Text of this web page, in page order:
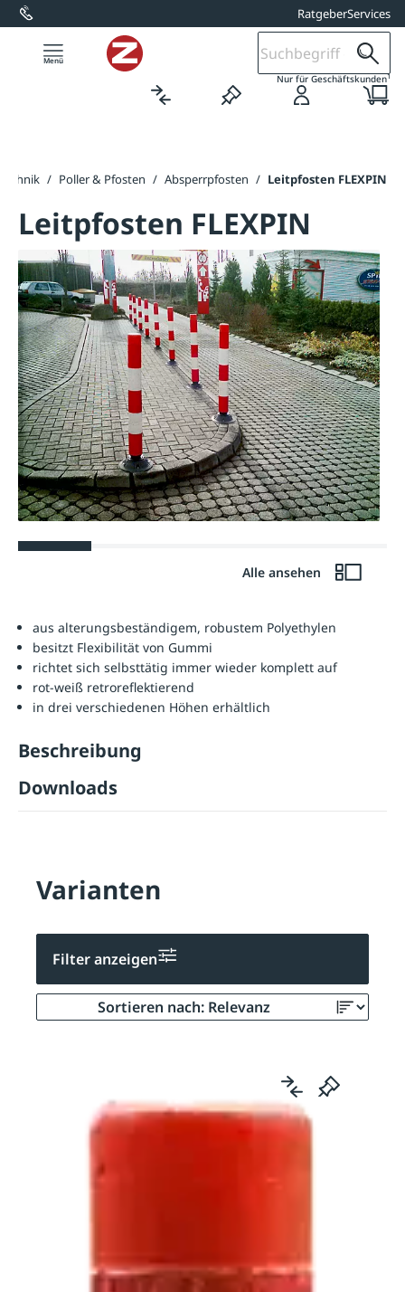
springen RatgeberServices
Nur für Geschäftskunden1
/ Poller & Pfosten / Absperrpfosten / Leitpfosten FLEXPIN
Leitpfosten FLEXPIN
Alle ansehen
aus alterungsbeständigem, robustem Polyethylen
besitzt Flexibilität von Gummi
richtet sich selbsttätig immer wieder komplett auf
rot-weiß retroreflektierend
in drei verschiedenen Höhen erhältlich
Beschreibung
Downloads
Varianten
Filter anzeigen